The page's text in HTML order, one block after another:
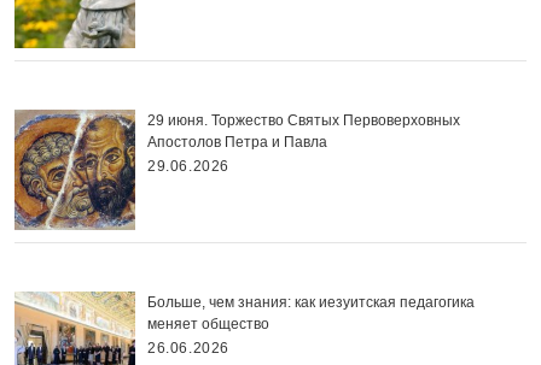
29 июня. Торжество Святых Первоверховных
Апостолов Петра и Павла
29.06.2026
Больше, чем знания: как иезуитская педагогика
меняет общество
26.06.2026